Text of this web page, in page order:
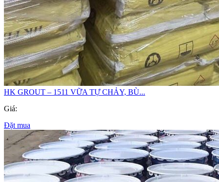
HK GROUT – 1511 VỮA TỰ CHẢY, BÙ...
Giá:
Đặt mua